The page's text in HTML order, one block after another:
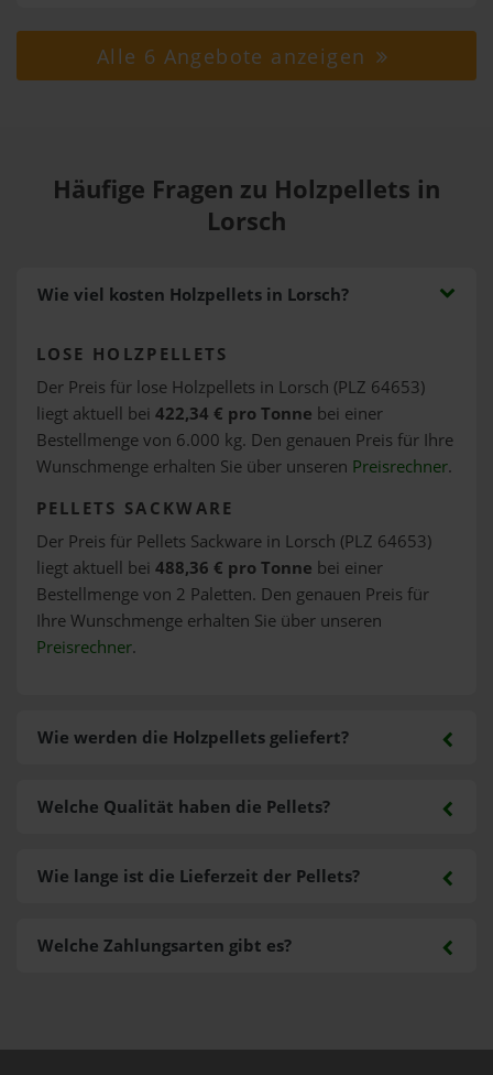
Alle 6 Angebote anzeigen
Häufige Fragen zu Holzpellets in
Lorsch
Wie viel kosten Holzpellets in Lorsch?
LOSE HOLZPELLETS
Der Preis für lose Holzpellets in Lorsch (PLZ 64653)
liegt aktuell bei 422,34 € pro Tonne bei einer
Bestellmenge von 6.000 kg. Den genauen Preis für Ihre
Wunschmenge erhalten Sie über unseren Preisrechner.
PELLETS SACKWARE
Der Preis für Pellets Sackware in Lorsch (PLZ 64653)
liegt aktuell bei 488,36 € pro Tonne bei einer
Bestellmenge von 2 Paletten. Den genauen Preis für
Ihre Wunschmenge erhalten Sie über unseren
Preisrechner.
Wie werden die Holzpellets geliefert?
Welche Zahlungsarten gibt es?
Welche Qualität haben die Pellets?
Wie lange ist die Lieferzeit der Pellets?